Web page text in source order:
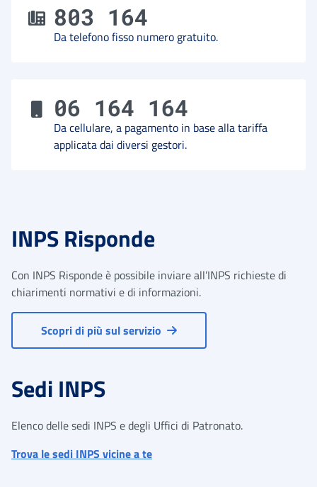
803 164
Da telefono fisso numero gratuito.
06 164 164
Da cellulare, a pagamento in base alla tariffa
applicata dai diversi gestori.
INPS Risponde
Con INPS Risponde è possibile inviare all’INPS richieste di
chiarimenti normativi e di informazioni.
Scopri di più sul servizio
Sedi INPS
Elenco delle sedi INPS e degli Uffici di Patronato.
Trova le sedi INPS vicine a te